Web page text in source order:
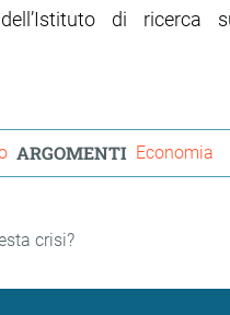
di
ARGOMENTI Economia
crisi?